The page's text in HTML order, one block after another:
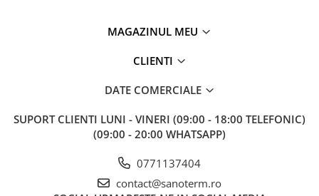
MAGAZINUL MEU
CLIENTI
DATE COMERCIALE
SUPORT CLIENTI LUNI - VINERI (09:00 - 18:00 TELEFONIC)
(09:00 - 20:00 WHATSAPP)
0771137404
contact@sanoterm.ro